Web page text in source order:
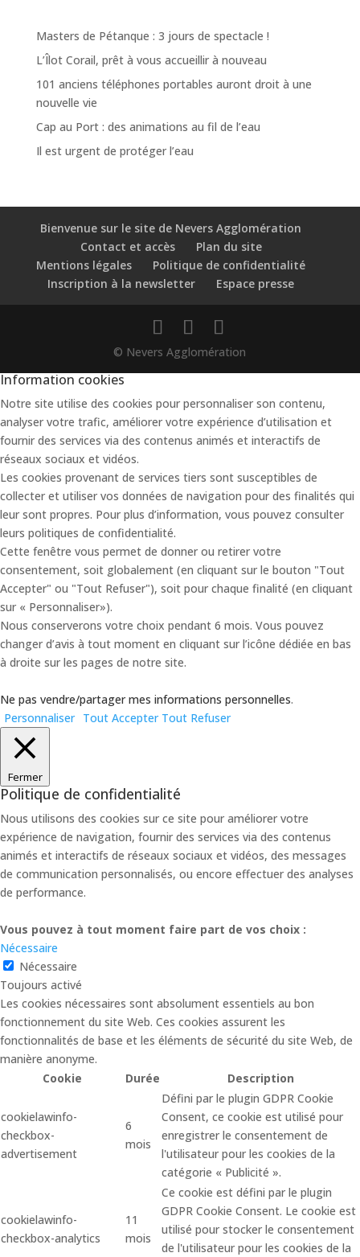
Masters de Pétanque : 3 jours de spectacle !
L’Îlot Corail, prêt à vous accueillir à nouveau
101 anciens téléphones portables auront droit à une
nouvelle vie
Cap au Port : des animations au fil de l’eau
Il est urgent de protéger l’eau
Bienvenue sur le site de Nevers Agglomération
Contact et accès
Plan du site
Mentions légales
Politique de confidentialité
Inscription à la newsletter
Espace presse
© Nevers Agglomération
Information cookies
Notre site utilise des cookies pour personnaliser son contenu,
analyser votre trafic, améliorer votre expérience d’utilisation et
fournir des services via des contenus animés et interactifs de
réseaux sociaux et vidéos.
Les cookies provenant de services tiers sont susceptibles de
collecter et utiliser vos données de navigation pour des finalités qui
leur sont propres. Pour plus d’information, vous pouvez consulter
leurs politiques de confidentialité.
Cette fenêtre vous permet de donner ou retirer votre
consentement, soit globalement (en cliquant sur le bouton "Tout
Accepter" ou "Tout Refuser"), soit pour chaque finalité (en cliquant
sur « Personnaliser»).
Nous conserverons votre choix pendant 6 mois. Vous pouvez
changer d’avis à tout moment en cliquant sur l’icône dédiée en bas
à droite sur les pages de notre site.
Ne pas vendre/partager mes informations personnelles.
Personnaliser Tout Accepter Tout Refuser
Fermer
Politique de confidentialité
Nous utilisons des cookies sur ce site pour améliorer votre
expérience de navigation, fournir des services via des contenus
animés et interactifs de réseaux sociaux et vidéos, des messages
de communication personnalisés, ou encore effectuer des analyses
de performance.
Vous pouvez à tout moment faire part de vos choix :
Nécessaire
Nécessaire
Toujours activé
Les cookies nécessaires sont absolument essentiels au bon
fonctionnement du site Web. Ces cookies assurent les
fonctionnalités de base et les éléments de sécurité du site Web, de
manière anonyme.
Cookie
Durée Description
cookielawinfo-
checkbox-
advertisement
6
mois
Défini par le plugin GDPR Cookie
Consent, ce cookie est utilisé pour
enregistrer le consentement de
l'utilisateur pour les cookies de la
catégorie « Publicité ».
cookielawinfo-
checkbox-analytics
11
mois
Ce cookie est défini par le plugin
GDPR Cookie Consent. Le cookie est
utilisé pour stocker le consentement
de l'utilisateur pour les cookies de la